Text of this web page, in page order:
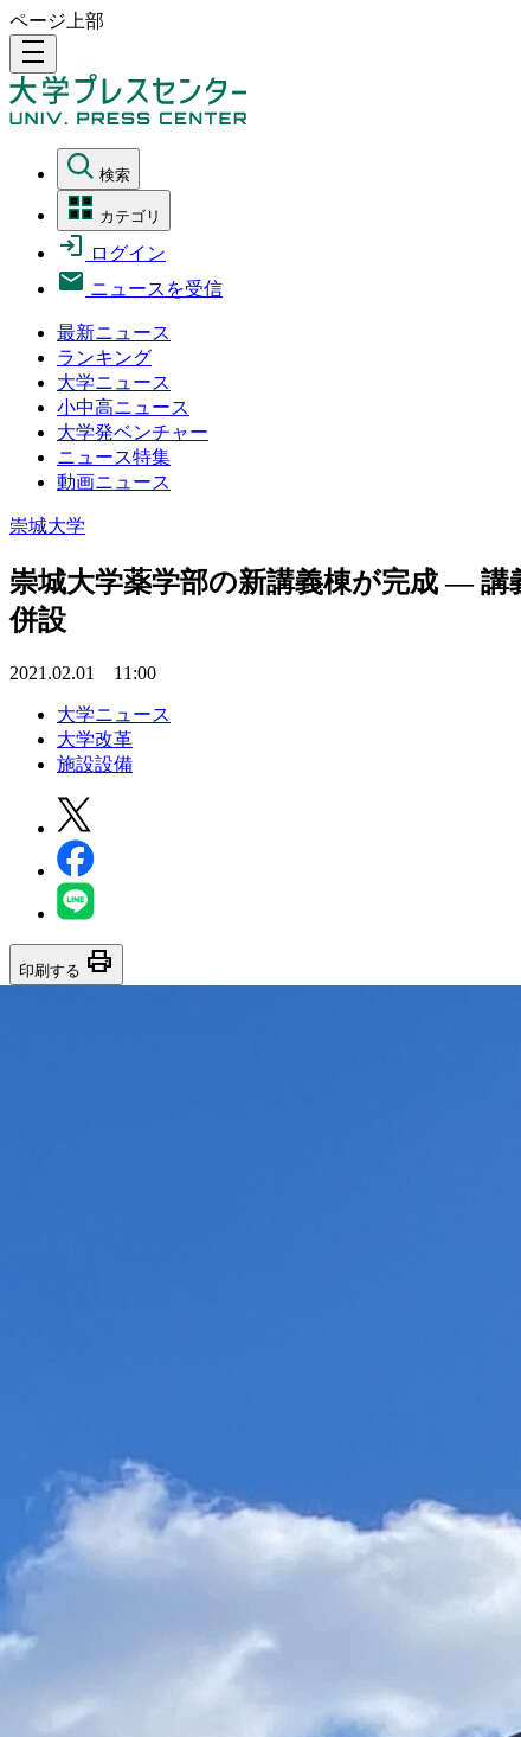
ページ上部
density_medium
検索
カテゴリ
ログイン
ニュースを受信
最新ニュース
ランキング
大学ニュース
小中高ニュース
大学発ベンチャー
ニュース特集
動画ニュース
崇城大学
崇城大学薬学部の新講義棟が完成 —
併設
2021.02.01 11:00
大学ニュース
大学改革
施設設備
印刷する print